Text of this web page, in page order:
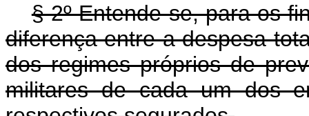
§ 2º Entende-se, para os
diferença entre a despesa
dos regimes próprios de
militares de cada um dos